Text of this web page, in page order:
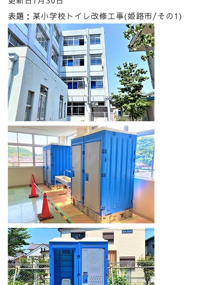
表題：某小学校トイレ改修工事(姫路市/その1)